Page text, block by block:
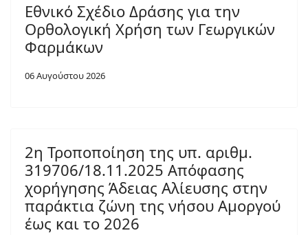
Εθνικό Σχέδιο Δράσης για την
Ορθολογική Χρήση των Γεωργικών
Φαρμάκων
06 Αυγούστου 2026
2η Τροποποίηση της υπ. αριθμ.
319706/18.11.2025 Απόφασης
χορήγησης Άδειας Αλίευσης στην
παράκτια ζώνη της νήσου Αμοργού
έως και το 2026